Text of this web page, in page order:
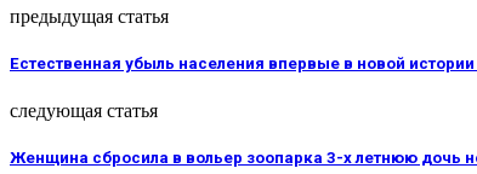
предыдущая статья
Естественная убыль населения впервые в новой
следующая статья
Женщина сбросила в вольер зоопарка 3-х летнюю дочь